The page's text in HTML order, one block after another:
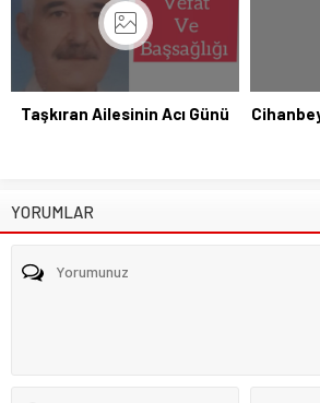
Taşkıran Ailesinin Acı Günü
YORUMLAR